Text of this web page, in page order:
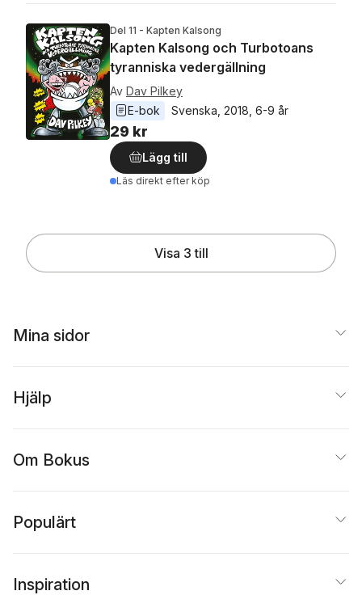
Del 11 - Kapten Kalsong
Kapten Kalsong och Turbotoans
tyranniska vedergällning
Av Dav Pilkey
E-bok
Svenska 2018 6-9 år
29 kr
Lägg till
Läs direkt efter köp
Visa 3 till
Mina sidor
Hjälp
Om Bokus
Populärt
Inspiration